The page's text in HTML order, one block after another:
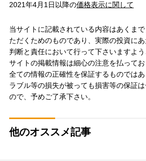
2021年4月1日以降の価格表示に関して
当サイトに記載されている内容はあくま
ただくためのものであり、実際の投資に
判断と責任において行って下さいますよ
サイトの掲載情報は細心の注意を払って
全ての情報の正確性を保証するものでは
ラブル等の損失が被っても損害等の保証
ので、予めご了承下さい。
他のオススメ記事